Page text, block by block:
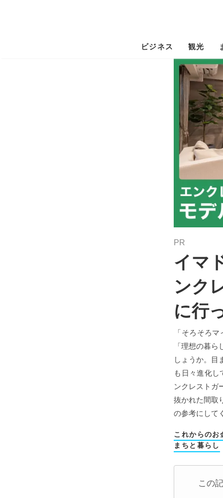
ビジネス 観光
PR
イマ
ンク
に行
「そろそろ
「理想の暮
しょうか。目
も日々進化し
ンクレストガ
抜かれた間取
の参考にして
これからのお
まちと暮らし
この